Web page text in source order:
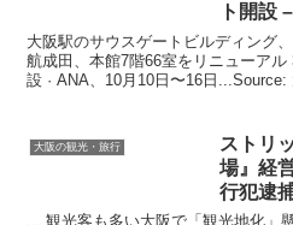
ト開設
大阪駅のサウスゲートビルディング
航成田、本館7階66室をリニューア
設 · ANA、10月10日〜16日...Source:
大阪の観光・旅行
ストリ
場』経
行犯逮
い …
... 観光客も多い大阪で「観光地化」